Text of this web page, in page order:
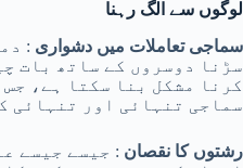
لوگوں سے الگ رہنا
سماجی تعاملات میں دشواری :
سڑنا دوسروں کے ساتھ بات
کرنا مشکل بنا سکتا ہے، جس
سماجی تنہائی اور تنہائی
رشتوں کا نقصان : جیسے جیسے